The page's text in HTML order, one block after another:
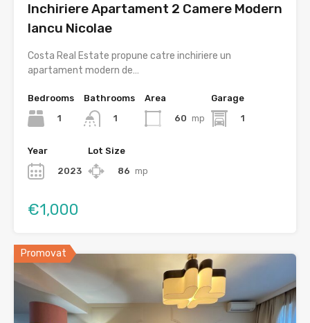
Inchiriere Apartament 2 Camere Modern
Iancu Nicolae
Costa Real Estate propune catre inchiriere un
apartament modern de…
Bedrooms
1
Bathrooms
1
Area
60 mp
Garage
1
Year
2023
Lot Size
86 mp
€1,000
Promovat